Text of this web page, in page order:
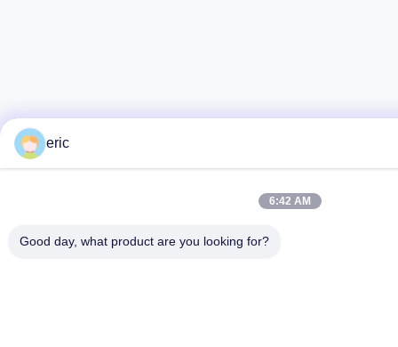
eric
6:42 AM
Good day, what product are you looking for?